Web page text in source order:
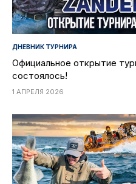
ДНЕВНИК ТУРНИРА
Официальное открытие
состоялось!
1 АПРЕЛЯ 2026